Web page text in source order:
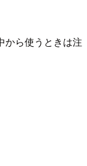
から使うときは注